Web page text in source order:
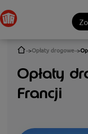
Opłaty drogowe
Opłaty
Francji